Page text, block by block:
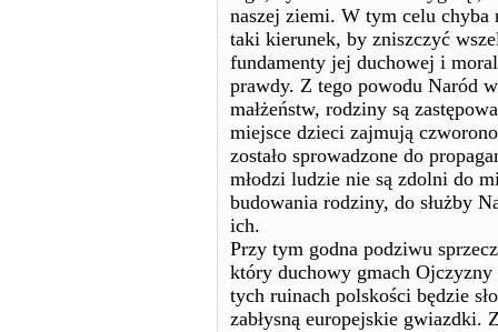
naszej ziemi. W tym celu chyba
taki kierunek, by zniszczyć
fundamenty jej duchowej i
prawdy. Z tego powodu Naród
małżeństw, rodziny są
miejsce dzieci zajmują
zostało sprowadzone do
młodzi ludzie nie są zdolni do
budowania rodziny, do służby
ich.
Przy tym godna podziwu
który duchowy gmach
tych ruinach polskości będzie
zabłysną europejskie